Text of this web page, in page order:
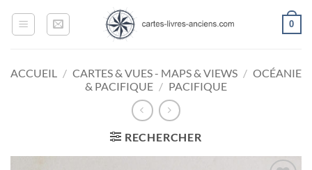
0
ACCUEIL / CARTES & VUES - MAPS & VIEWS / OCÉANIE
& PACIFIQUE / PACIFIQUE
RECHERCHER